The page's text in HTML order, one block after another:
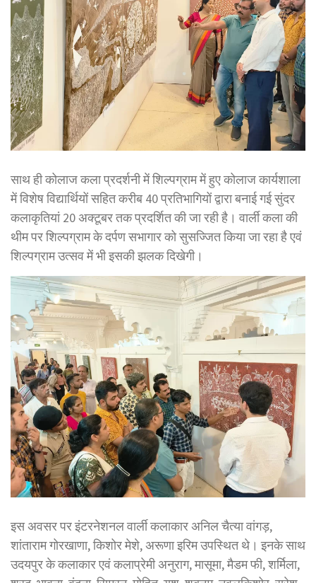
साथ ही कोलाज कला प्रदर्शनी में शिल्पग्राम में हुए कोलाज कार्यशाला
में विशेष विद्यार्थियों सहित करीब 40 प्रतिभागियों द्वारा बनाई गई सुंदर
कलाकृतियां 20 अक्टूबर तक प्रदर्शित की जा रही है। वार्ली कला की
थीम पर शिल्पग्राम के दर्पण सभागार को सुसज्जित किया जा रहा है एवं
शिल्पग्राम उत्सव में भी इसकी झलक दिखेगी।
इस अवसर पर इंटरनेशनल वार्ली कलाकार अनिल चैत्या वांगड़,
शांताराम गोरखाणा, किशोर मेशे, अरूणा इरिम उपस्थित थे। इनके साथ
उदयपुर के कलाकार एवं कलाप्रेमी अनुराग, मासूमा, मैडम फी, शर्मिला,